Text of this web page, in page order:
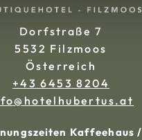
Dorfstraße 7
5532 Filzmoos
Österreich
+43 6453 8204
Kaffeehaus /